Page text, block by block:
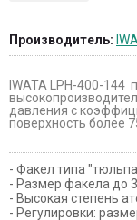
Производитель:
IWATA LPH-400-144
давления с
поверхность более
- Факел типа
- Размер факела до
- Высокая степень
- Регулировки: